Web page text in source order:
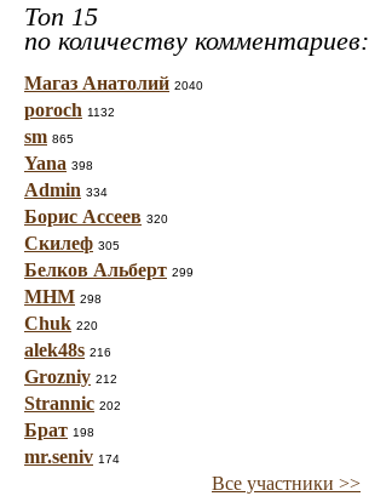
Топ 15
по количеству комментариев:
Магаз Анатолий 2040
poroch 1132
sm 865
Yana 398
Admin 334
Борис Ассеев 320
Скилеф 305
Белков Альберт 299
МНМ 298
Chuk 220
alek48s 216
Grozniy 212
Strannic 202
Брат 198
mr.seniv 174
Все участники >>